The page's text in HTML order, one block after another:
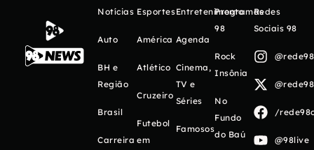
Notícias
Auto
BH e
Região
Brasil
Carreira
Esportes
América
Atlético
Cruzeiro
Futebol
em
Entretenimento
Agenda
Cinema,
TV e
Séries
Famosos
Programas
98
Rock
Insônia
No
Fundo
do Baú
Redes
Sociais 98
/
@98live